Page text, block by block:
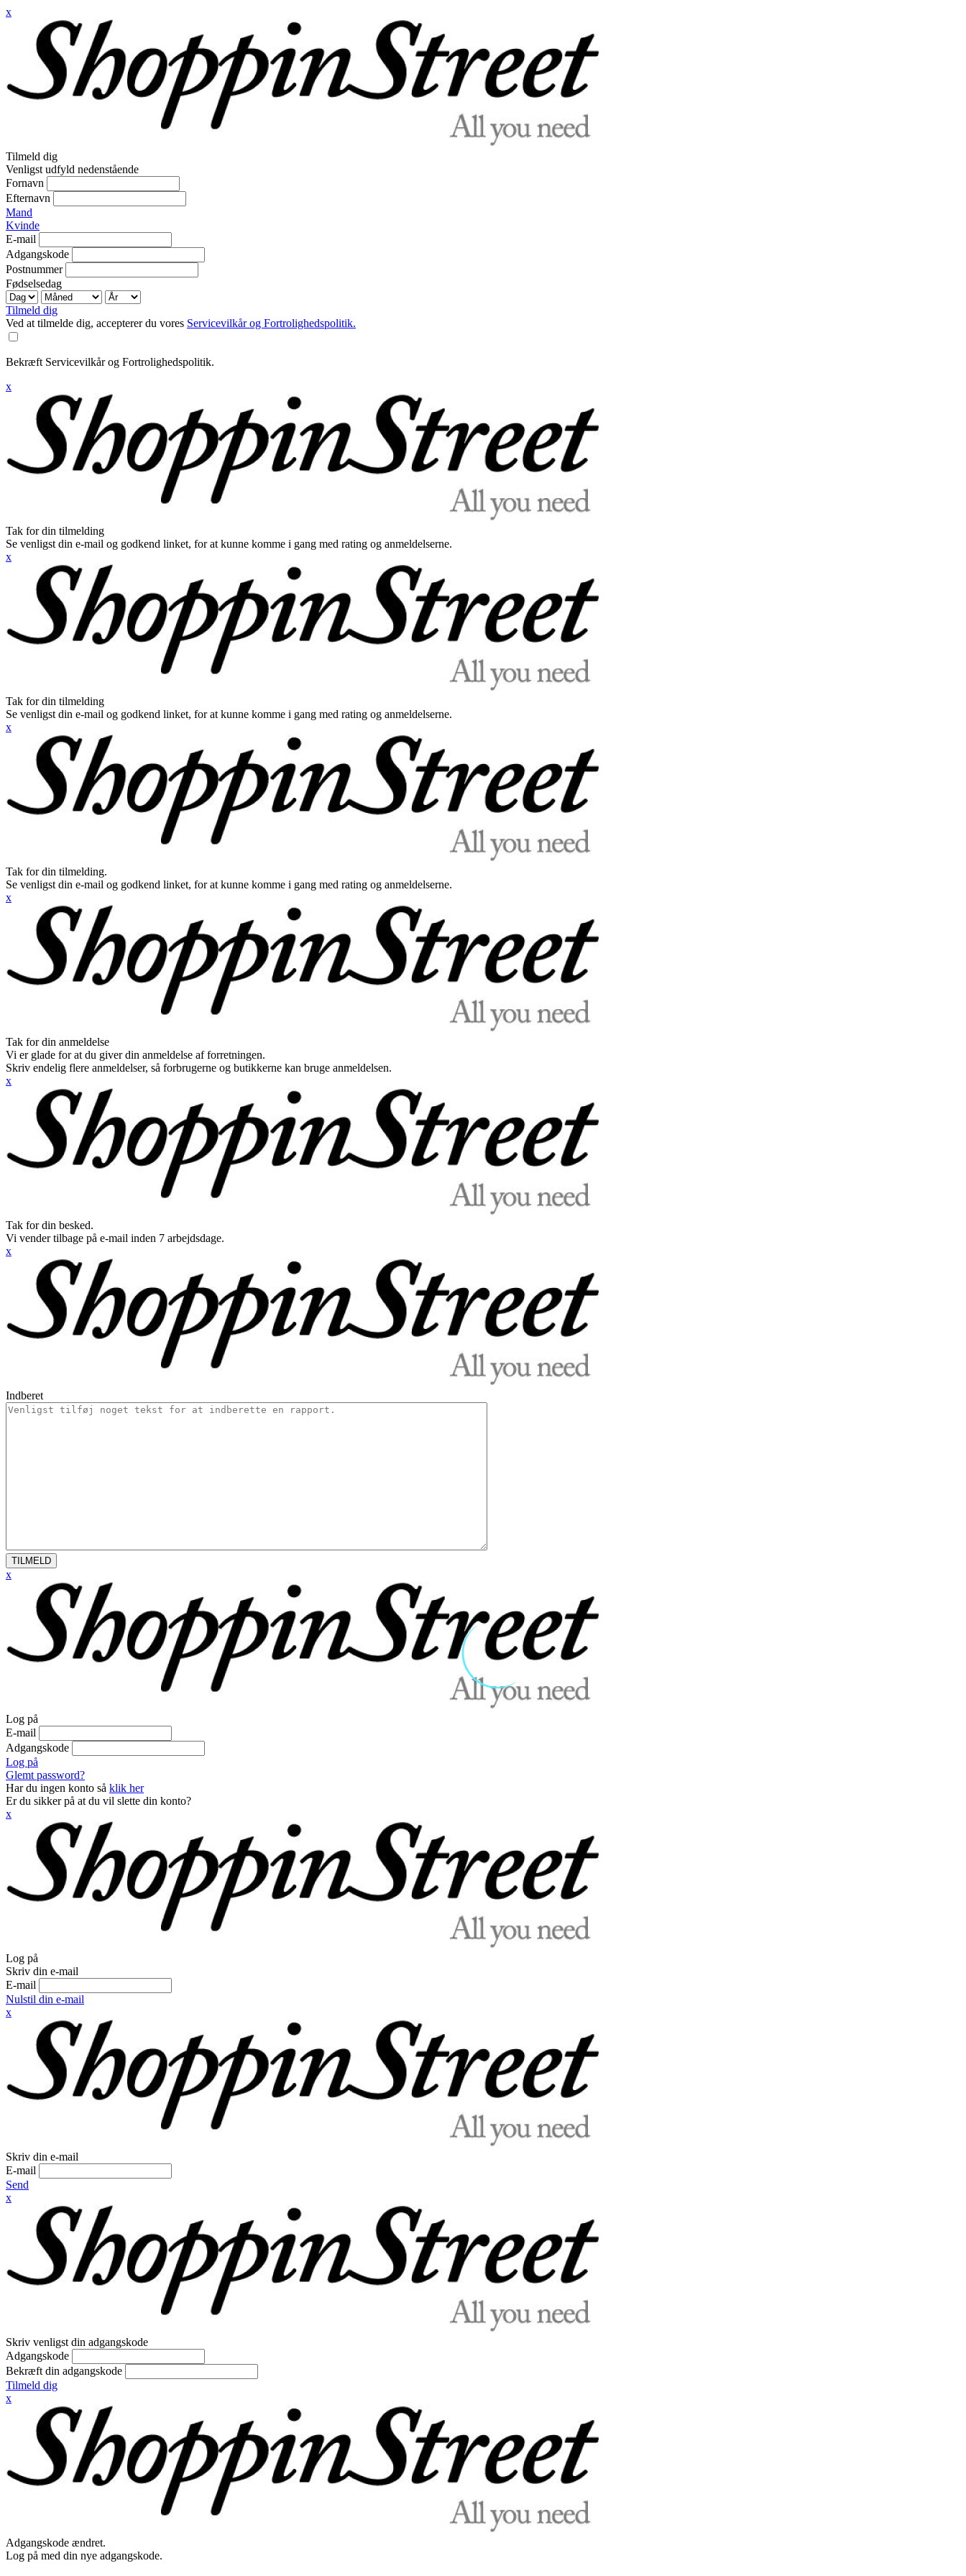
x
Tilmeld dig
Venligst udfyld nedenstående
Fornavn
Efternavn
Mand
Kvinde
E-mail
Adgangskode
Postnummer
Fødselsedag
Tilmeld dig
Ved at tilmelde dig, accepterer du vores Servicevilkår og Fortrolighedspolitik.
Bekræft Servicevilkår og Fortrolighedspolitik.
x
Tak for din tilmelding
Se venligst din e-mail og godkend linket, for at kunne komme i gang med rating og anmeldelserne.
x
Tak for din tilmelding
Se venligst din e-mail og godkend linket, for at kunne komme i gang med rating og anmeldelserne.
x
Tak for din tilmelding.
Se venligst din e-mail og godkend linket, for at kunne komme i gang med rating og anmeldelserne.
x
Tak for din anmeldelse
Vi er glade for at du giver din anmeldelse af forretningen.
Skriv endelig flere anmeldelser, så forbrugerne og butikkerne kan bruge anmeldelsen.
x
Tak for din besked.
Vi vender tilbage på e-mail inden 7 arbejdsdage.
x
Indberet
TILMELD
x
Log på
E-mail
Adgangskode
Log på
Glemt password?
Har du ingen konto så klik her
Er du sikker på at du vil slette din konto?
x
Log på
Skriv din e-mail
E-mail
Nulstil din e-mail
x
Skriv din e-mail
E-mail
Send
x
Skriv venligst din adgangskode
Adgangskode
Bekræft din adgangskode
Tilmeld dig
x
Adgangskode ændret.
Log på med din nye adgangskode.